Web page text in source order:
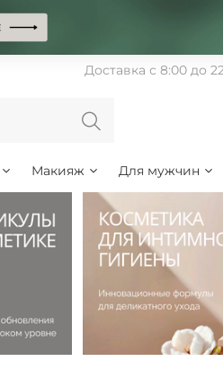
Доставка с 8:00 до
Макияж Для мужчин